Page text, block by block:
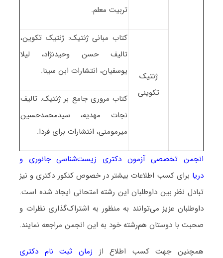
تربیت معلم.
ژنتیک
تکوینی
کتاب مبانی ژنتیک: ژنتیک تکوین،
تالیف حسن وحیدنژاد، لیلا
یوسفیان، انتشارات ابن سینا.
کتاب مروری جامع بر ژنتیک. تالیف
نجات مهدیه، سیدمحمدحسین
میرمومنی، انتشارات برای فردا.
انجمن تخصصی آزمون دکتری زیست‌شناسی جانوری و
دریا برای کسب اطلاعات بیشتر در خصوص کنکور دکتری و نیز
تبادل نظر بین داوطلبان این رشته امتحانی ایجاد شده است.
داوطلبان عزیز می‌توانند به منظور به اشتراک‌گذاری نظرات و
صحبت با دوستان هم‌رشته خود به این انجمن مراجعه نمایند.
همچنین جهت کسب اطلاع از زمان ثبت نام دکتری